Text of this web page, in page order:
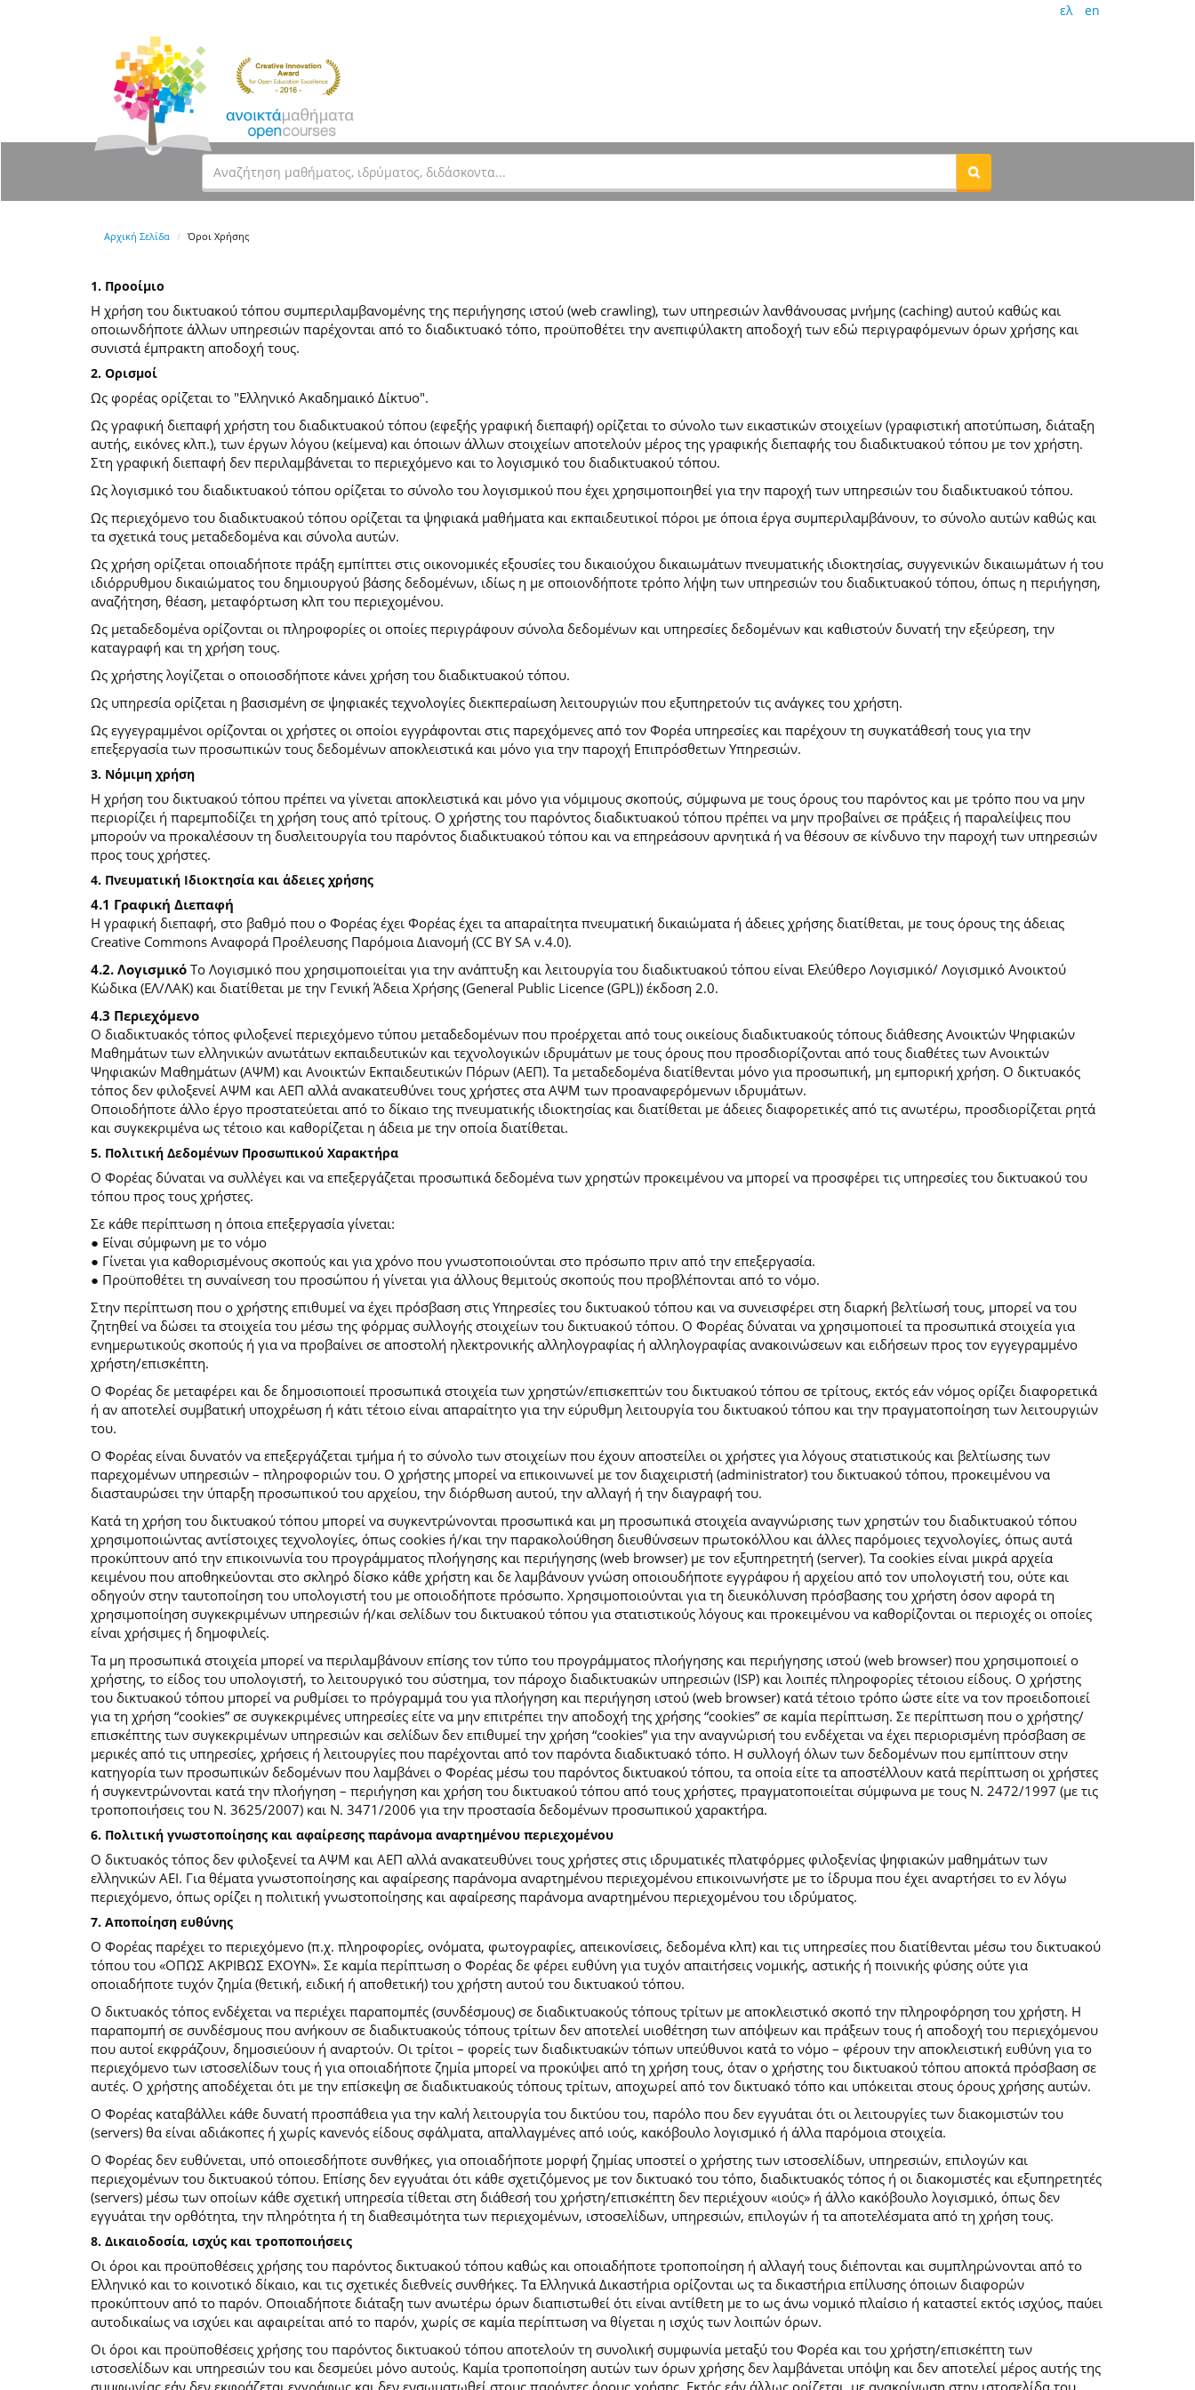
ελ en
Αρχική Σελίδα Όροι Χρήσης
1. Προοίμιο
Η χρήση του δικτυακού τόπου συμπεριλαμβανομένης της περιήγησης ιστού (web crawling), των υπηρεσιών λανθάνουσας μνήμης (caching) αυτού καθώς και
οποιωνδήποτε άλλων υπηρεσιών παρέχονται από το διαδικτυακό τόπο, προϋποθέτει την ανεπιφύλακτη αποδοχή των εδώ περιγραφόμενων όρων χρήσης και
συνιστά έμπρακτη αποδοχή τους.
2. Ορισμοί
Ως φορέας ορίζεται το "Ελληνικό Ακαδημαικό Δίκτυο".
Ως γραφική διεπαφή χρήστη του διαδικτυακού τόπου (εφεξής γραφική διεπαφή) ορίζεται το σύνολο των εικαστικών στοιχείων (γραφιστική αποτύπωση, διάταξη
αυτής, εικόνες κλπ.), των έργων λόγου (κείμενα) και όποιων άλλων στοιχείων αποτελούν μέρος της γραφικής διεπαφής του διαδικτυακού τόπου με τον χρήστη.
Στη γραφική διεπαφή δεν περιλαμβάνεται το περιεχόμενο και το λογισμικό του διαδικτυακού τόπου.
Ως λογισμικό του διαδικτυακού τόπου ορίζεται το σύνολο του λογισμικού που έχει χρησιμοποιηθεί για την παροχή των υπηρεσιών του διαδικτυακού τόπου.
Ως περιεχόμενο του διαδικτυακού τόπου ορίζεται τα ψηφιακά μαθήματα και εκπαιδευτικοί πόροι με όποια έργα συμπεριλαμβάνουν, το σύνολο αυτών καθώς και
τα σχετικά τους μεταδεδομένα και σύνολα αυτών.
Ως χρήση ορίζεται οποιαδήποτε πράξη εμπίπτει στις οικονομικές εξουσίες του δικαιούχου δικαιωμάτων πνευματικής ιδιοκτησίας, συγγενικών δικαιωμάτων ή του
ιδιόρρυθμου δικαιώματος του δημιουργού βάσης δεδομένων, ιδίως η με οποιονδήποτε τρόπο λήψη των υπηρεσιών του διαδικτυακού τόπου, όπως η περιήγηση,
αναζήτηση, θέαση, μεταφόρτωση κλπ του περιεχομένου.
Ως μεταδεδομένα ορίζονται οι πληροφορίες οι οποίες περιγράφουν σύνολα δεδομένων και υπηρεσίες δεδομένων και καθιστούν δυνατή την εξεύρεση, την
καταγραφή και τη χρήση τους.
Ως χρήστης λογίζεται ο οποιοσδήποτε κάνει χρήση του διαδικτυακού τόπου.
Ως υπηρεσία ορίζεται η βασισμένη σε ψηφιακές τεχνολογίες διεκπεραίωση λειτουργιών που εξυπηρετούν τις ανάγκες του χρήστη.
Ως εγγεγραμμένοι ορίζονται οι χρήστες οι οποίοι εγγράφονται στις παρεχόμενες από τον Φορέα υπηρεσίες και παρέχουν τη συγκατάθεσή τους για την
επεξεργασία των προσωπικών τους δεδομένων αποκλειστικά και μόνο για την παροχή Επιπρόσθετων Υπηρεσιών.
3. Νόμιμη χρήση
Η χρήση του δικτυακού τόπου πρέπει να γίνεται αποκλειστικά και μόνο για νόμιμους σκοπούς, σύμφωνα με τους όρους του παρόντος και με τρόπο που να μην
περιορίζει ή παρεμποδίζει τη χρήση τους από τρίτους. Ο χρήστης του παρόντος διαδικτυακού τόπου πρέπει να μην προβαίνει σε πράξεις ή παραλείψεις που
μπορούν να προκαλέσουν τη δυσλειτουργία του παρόντος διαδικτυακού τόπου και να επηρεάσουν αρνητικά ή να θέσουν σε κίνδυνο την παροχή των υπηρεσιών
προς τους χρήστες.
4. Πνευματική Ιδιοκτησία και άδειες χρήσης
4.1 Γραφική Διεπαφή
Η γραφική διεπαφή, στο βαθμό που ο Φορέας έχει Φορέας έχει τα απαραίτητα πνευματική δικαιώματα ή άδειες χρήσης διατίθεται, με τους όρους της άδειας
Creative Commons Αναφορά Προέλευσης Παρόμοια Διανομή (CC BY SA v.4.0).
4.2. ΛογισμικόΤο Λογισμικό που χρησιμοποιείται για την ανάπτυξη και λειτουργία του διαδικτυακού τόπου είναι Ελεύθερο Λογισμικό/ Λογισμικό Ανοικτού
Κώδικα (ΕΛ/ΛΑΚ) και διατίθεται με την Γενική Άδεια Χρήσης (General Public Licence (GPL)) έκδοση 2.0.
4.3 Περιεχόμενο
O διαδικτυακός τόπος φιλοξενεί περιεχόμενο τύπου μεταδεδομένων που προέρχεται από τους οικείους διαδικτυακούς τόπους διάθεσης Ανοικτών Ψηφιακών
Μαθημάτων των ελληνικών ανωτάτων εκπαιδευτικών και τεχνολογικών ιδρυμάτων με τους όρους που προσδιορίζονται από τους διαθέτες των Ανοικτών
Ψηφιακών Μαθημάτων (ΑΨΜ) και Ανοικτών Εκπαιδευτικών Πόρων (ΑΕΠ). Τα μεταδεδομένα διατίθενται μόνο για προσωπική, μη εμπορική χρήση. Ο δικτυακός
τόπος δεν φιλοξενεί ΑΨΜ και ΑΕΠ αλλά ανακατευθύνει τους χρήστες στα ΑΨΜ των προαναφερόμενων ιδρυμάτων.
Οποιοδήποτε άλλο έργο προστατεύεται από το δίκαιο της πνευματικής ιδιοκτησίας και διατίθεται με άδειες διαφορετικές από τις ανωτέρω, προσδιορίζεται ρητά
και συγκεκριμένα ως τέτοιο και καθορίζεται η άδεια με την οποία διατίθεται.
5. Πολιτική Δεδομένων Προσωπικού Χαρακτήρα
Ο Φορέας δύναται να συλλέγει και να επεξεργάζεται προσωπικά δεδομένα των χρηστών προκειμένου να μπορεί να προσφέρει τις υπηρεσίες του δικτυακού του
τόπου προς τους χρήστες.
Σε κάθε περίπτωση η όποια επεξεργασία γίνεται:
● Είναι σύμφωνη με το νόμο
● Γίνεται για καθορισμένους σκοπούς και για χρόνο που γνωστοποιούνται στο πρόσωπο πριν από την επεξεργασία.
● Προϋποθέτει τη συναίνεση του προσώπου ή γίνεται για άλλους θεμιτούς σκοπούς που προβλέπονται από το νόμο.
Στην περίπτωση που ο χρήστης επιθυμεί να έχει πρόσβαση στις Υπηρεσίες του δικτυακού τόπου και να συνεισφέρει στη διαρκή βελτίωσή τους, μπορεί να του
ζητηθεί να δώσει τα στοιχεία του μέσω της φόρμας συλλογής στοιχείων του δικτυακού τόπου. Ο Φορέας δύναται να χρησιμοποιεί τα προσωπικά στοιχεία για
ενημερωτικούς σκοπούς ή για να προβαίνει σε αποστολή ηλεκτρονικής αλληλογραφίας ή αλληλογραφίας ανακοινώσεων και ειδήσεων προς τον εγγεγραμμένο
χρήστη/επισκέπτη.
Ο Φορέας δε μεταφέρει και δε δημοσιοποιεί προσωπικά στοιχεία των χρηστών/επισκεπτών του δικτυακού τόπου σε τρίτους, εκτός εάν νόμος ορίζει διαφορετικά
ή αν αποτελεί συμβατική υποχρέωση ή κάτι τέτοιο είναι απαραίτητο για την εύρυθμη λειτουργία του δικτυακού τόπου και την πραγματοποίηση των λειτουργιών
του.
Ο Φορέας είναι δυνατόν να επεξεργάζεται τμήμα ή το σύνολο των στοιχείων που έχουν αποστείλει οι χρήστες για λόγους στατιστικούς και βελτίωσης των
παρεχομένων υπηρεσιών – πληροφοριών του. Ο χρήστης μπορεί να επικοινωνεί με τον διαχειριστή (administrator) του δικτυακού τόπου, προκειμένου να
διασταυρώσει την ύπαρξη προσωπικού του αρχείου, την διόρθωση αυτού, την αλλαγή ή την διαγραφή του.
Κατά τη χρήση του δικτυακού τόπου μπορεί να συγκεντρώνονται προσωπικά και μη προσωπικά στοιχεία αναγνώρισης των χρηστών του διαδικτυακού τόπου
χρησιμοποιώντας αντίστοιχες τεχνολογίες, όπως cookies ή/και την παρακολούθηση διευθύνσεων πρωτοκόλλου και άλλες παρόμοιες τεχνολογίες, όπως αυτά
προκύπτουν από την επικοινωνία του προγράμματος πλοήγησης και περιήγησης (web browser) με τον εξυπηρετητή (server). Τα cookies είναι μικρά αρχεία
κειμένου που αποθηκεύονται στο σκληρό δίσκο κάθε χρήστη και δε λαμβάνουν γνώση οποιουδήποτε εγγράφου ή αρχείου από τον υπολογιστή του, ούτε και
οδηγούν στην ταυτοποίηση του υπολογιστή του με οποιοδήποτε πρόσωπο. Χρησιμοποιούνται για τη διευκόλυνση πρόσβασης του χρήστη όσον αφορά τη
χρησιμοποίηση συγκεκριμένων υπηρεσιών ή/και σελίδων του δικτυακού τόπου για στατιστικούς λόγους και προκειμένου να καθορίζονται οι περιοχές οι οποίες
είναι χρήσιμες ή δημοφιλείς.
Τα μη προσωπικά στοιχεία μπορεί να περιλαμβάνουν επίσης τον τύπο του προγράμματος πλοήγησης και περιήγησης ιστού (web browser) που χρησιμοποιεί ο
χρήστης, το είδος του υπολογιστή, το λειτουργικό του σύστημα, τον πάροχο διαδικτυακών υπηρεσιών (ISP) και λοιπές πληροφορίες τέτοιου είδους. Ο χρήστης
του δικτυακού τόπου μπορεί να ρυθμίσει το πρόγραμμά του για πλοήγηση και περιήγηση ιστού (web browser) κατά τέτοιο τρόπο ώστε είτε να τον προειδοποιεί
για τη χρήση “cookies” σε συγκεκριμένες υπηρεσίες είτε να μην επιτρέπει την αποδοχή της χρήσης “cookies” σε καμία περίπτωση. Σε περίπτωση που ο χρήστης/
επισκέπτης των συγκεκριμένων υπηρεσιών και σελίδων δεν επιθυμεί την χρήση “cookies” για την αναγνώρισή του ενδέχεται να έχει περιορισμένη πρόσβαση σε
μερικές από τις υπηρεσίες, χρήσεις ή λειτουργίες που παρέχονται από τον παρόντα διαδικτυακό τόπο. Η συλλογή όλων των δεδομένων που εμπίπτουν στην
κατηγορία των προσωπικών δεδομένων που λαμβάνει ο Φορέας μέσω του παρόντος δικτυακού τόπου, τα οποία είτε τα αποστέλλουν κατά περίπτωση οι χρήστες
ή συγκεντρώνονται κατά την πλοήγηση – περιήγηση και χρήση του δικτυακού τόπου από τους χρήστες, πραγματοποιείται σύμφωνα με τους Ν. 2472/1997 (με τις
τροποποιήσεις του Ν. 3625/2007) και Ν. 3471/2006 για την προστασία δεδομένων προσωπικού χαρακτήρα.
6. Πολιτική γνωστοποίησης και αφαίρεσης παράνομα αναρτημένου περιεχομένου
Ο δικτυακός τόπος δεν φιλοξενεί τα ΑΨΜ και ΑΕΠ αλλά ανακατευθύνει τους χρήστες στις ιδρυματικές πλατφόρμες φιλοξενίας ψηφιακών μαθημάτων των
ελληνικών ΑΕΙ. Για θέματα γνωστοποίησης και αφαίρεσης παράνομα αναρτημένου περιεχομένου επικοινωνήστε με το ίδρυμα που έχει αναρτήσει το εν λόγω
περιεχόμενο, όπως ορίζει η πολιτική γνωστοποίησης και αφαίρεσης παράνομα αναρτημένου περιεχομένου του ιδρύματος.
7. Αποποίηση ευθύνης
Ο Φορέας παρέχει το περιεχόμενο (π.χ. πληροφορίες, ονόματα, φωτογραφίες, απεικονίσεις, δεδομένα κλπ) και τις υπηρεσίες που διατίθενται μέσω του δικτυακού
τόπου του «ΟΠΩΣ ΑΚΡΙΒΩΣ ΕΧΟΥΝ». Σε καμία περίπτωση ο Φορέας δε φέρει ευθύνη για τυχόν απαιτήσεις νομικής, αστικής ή ποινικής φύσης ούτε για
οποιαδήποτε τυχόν ζημία (θετική, ειδική ή αποθετική) του χρήστη αυτού του δικτυακού τόπου.
O δικτυακός τόπος ενδέχεται να περιέχει παραπομπές (συνδέσμους) σε διαδικτυακούς τόπους τρίτων με αποκλειστικό σκοπό την πληροφόρηση του χρήστη. Η
παραπομπή σε συνδέσμους που ανήκουν σε διαδικτυακούς τόπους τρίτων δεν αποτελεί υιοθέτηση των απόψεων και πράξεων τους ή αποδοχή του περιεχόμενου
που αυτοί εκφράζουν, δημοσιεύουν ή αναρτούν. Οι τρίτοι – φορείς των διαδικτυακών τόπων υπεύθυνοι κατά το νόμο – φέρουν την αποκλειστική ευθύνη για το
περιεχόμενο των ιστοσελίδων τους ή για οποιαδήποτε ζημία μπορεί να προκύψει από τη χρήση τους, όταν ο χρήστης του δικτυακού τόπου αποκτά πρόσβαση σε
αυτές. Ο χρήστης αποδέχεται ότι με την επίσκεψη σε διαδικτυακούς τόπους τρίτων, αποχωρεί από τον δικτυακό τόπο και υπόκειται στους όρους χρήσης αυτών.
Ο Φορέας καταβάλλει κάθε δυνατή προσπάθεια για την καλή λειτουργία του δικτύου του, παρόλο που δεν εγγυάται ότι οι λειτουργίες των διακομιστών του
(servers) θα είναι αδιάκοπες ή χωρίς κανενός είδους σφάλματα, απαλλαγμένες από ιούς, κακόβουλο λογισμικό ή άλλα παρόμοια στοιχεία.
Ο Φορέας δεν ευθύνεται, υπό οποιεσδήποτε συνθήκες, για οποιαδήποτε μορφή ζημίας υποστεί ο χρήστης των ιστοσελίδων, υπηρεσιών, επιλογών και
περιεχομένων του δικτυακού τόπου. Επίσης δεν εγγυάται ότι κάθε σχετιζόμενος με τον δικτυακό του τόπο, διαδικτυακός τόπος ή οι διακομιστές και εξυπηρετητές
(servers) μέσω των οποίων κάθε σχετική υπηρεσία τίθεται στη διάθεσή του χρήστη/επισκέπτη δεν περιέχουν «ιούς» ή άλλο κακόβουλο λογισμικό, όπως δεν
εγγυάται την ορθότητα, την πληρότητα ή τη διαθεσιμότητα των περιεχομένων, ιστοσελίδων, υπηρεσιών, επιλογών ή τα αποτελέσματα από τη χρήση τους.
8. Δικαιοδοσία, ισχύς και τροποποιήσεις
Οι όροι και προϋποθέσεις χρήσης του παρόντος δικτυακού τόπου καθώς και οποιαδήποτε τροποποίηση ή αλλαγή τους διέπονται και συμπληρώνονται από το
Ελληνικό και το κοινοτικό δίκαιο, και τις σχετικές διεθνείς συνθήκες. Τα Ελληνικά Δικαστήρια ορίζονται ως τα δικαστήρια επίλυσης όποιων διαφορών
προκύπτουν από το παρόν. Οποιαδήποτε διάταξη των ανωτέρω όρων διαπιστωθεί ότι είναι αντίθετη με το ως άνω νομικό πλαίσιο ή καταστεί εκτός ισχύος, παύει
αυτοδικαίως να ισχύει και αφαιρείται από το παρόν, χωρίς σε καμία περίπτωση να θίγεται η ισχύς των λοιπών όρων.
Οι όροι και προϋποθέσεις χρήσης του παρόντος δικτυακού τόπου αποτελούν τη συνολική συμφωνία μεταξύ του Φορέα και του χρήστη/επισκέπτη των
ιστοσελίδων και υπηρεσιών του και δεσμεύει μόνο αυτούς. Καμία τροποποίηση αυτών των όρων χρήσης δεν λαμβάνεται υπόψη και δεν αποτελεί μέρος αυτής της